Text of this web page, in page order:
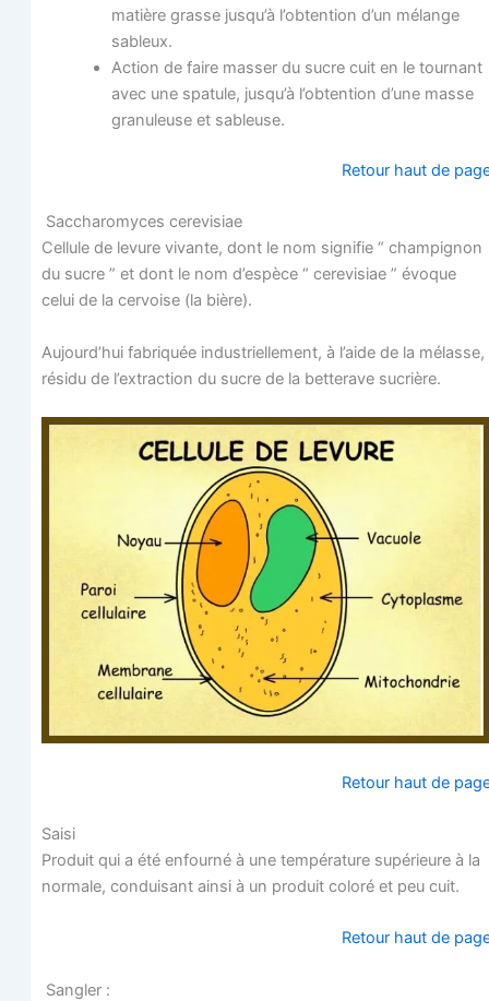
matière grasse jusqu’à l’obtention d’un mélange
sableux.
Action de faire mas­ser du sucre cuit en le tour­nant
avec une spa­tule, jusqu’à l’obtention d’une masse
gra­nu­leuse et sableuse.
Retour haut de
Sac­cha­ro­myces cerevisiae
Cel­lule de levure vivante, dont le nom signi­fie “ cham­pi­gnon
du sucre ” et dont le nom d’espèce “ cere­vi­siae ” évoque
celui de la cer­voise (la bière).
Aujourd’­hui fabri­quée indus­triel­le­ment, à l’aide de la mélasse,
rési­du de l’ex­trac­tion du sucre de la bet­te­rave sucrière.
Retour haut de
Sai­si
Pro­duit qui a été enfour­né à une tem­pé­ra­ture supé­rieure à la
nor­male, condui­sant ain­si à un pro­duit colo­ré et peu cuit.
Retour haut de
Sangler :